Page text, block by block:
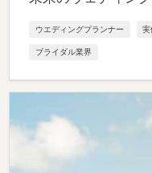
ウエディングプランナー
ブライダル業界